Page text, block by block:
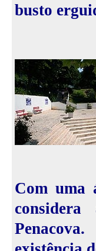
busto
Com uma